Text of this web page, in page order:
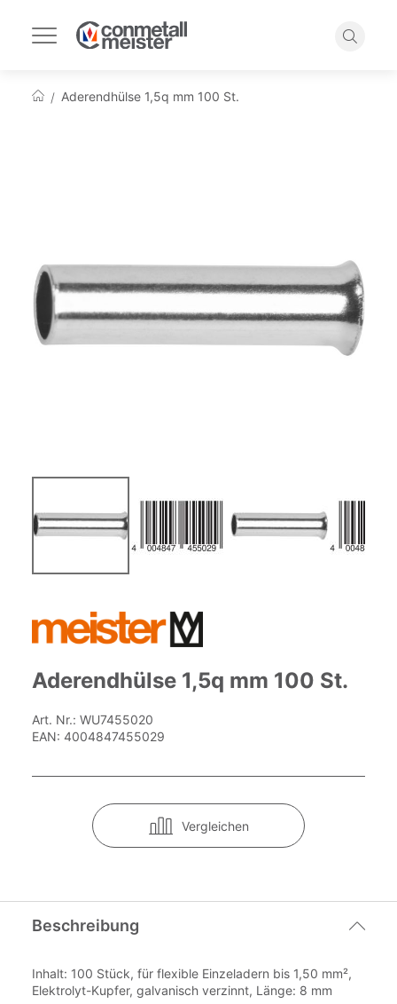
Navigation
umschalten
Suche
StartseiteAderendhülse 1,5q mm 100 St.
der
Bildgalerie
Aderendhülse 1,5q mm 100 St.
Art. Nr.: WU7455020
EAN: 4004847455029
Vergleichen
Beschreibung
Inhalt: 100 Stück, für flexible Einzeladern bis 1,50 mm²,
Elektrolyt-Kupfer, galvanisch verzinnt, Länge: 8 mm